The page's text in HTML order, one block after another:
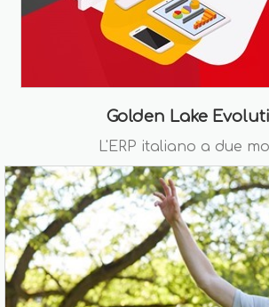
Golden Lake
L'ERP italiano a due